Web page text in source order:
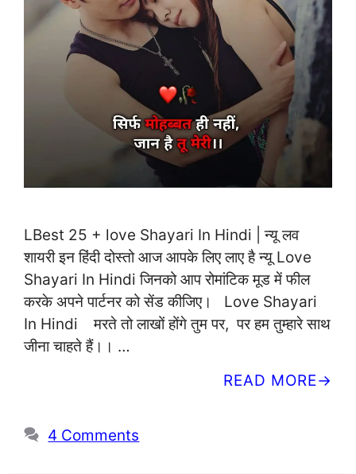
LBest 25 + love Shayari In Hindi | न्यू लव
शायरी इन हिंदी दोस्तो आज आपके लिए लाए है न्यू Love
Shayari In Hindi जिनको आप रोमांटिक मूड में फील
करके अपने पार्टनर को सेंड कीजिए। Love Shayari
In Hindi मरते तो लाखों होंगे तुम पर, पर हम तुम्हारे साथ
जीना चाहते हैं।। …
READ MORE
4 Comments